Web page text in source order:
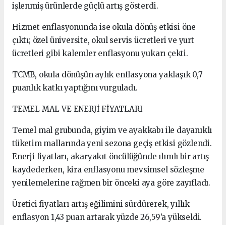
işlenmiş ürünlerde güçlü artış gösterdi.
Hizmet enflasyonunda ise okula dönüş etkisi öne
çıktı; özel üniversite, okul servis ücretleri ve yurt
ücretleri gibi kalemler enflasyonu yukarı çekti.
TCMB, okula dönüşün aylık enflasyona yaklaşık 0,7
puanlık katkı yaptığını vurguladı.
TEMEL MAL VE ENERJİ FİYATLARI
Temel mal grubunda, giyim ve ayakkabı ile dayanıklı
tüketim mallarında yeni sezona geçiş etkisi gözlendi.
Enerji fiyatları, akaryakıt öncülüğünde ılımlı bir artış
kaydederken, kira enflasyonu mevsimsel sözleşme
yenilemelerine rağmen bir önceki aya göre zayıfladı.
Üretici fiyatları artış eğilimini sürdürerek, yıllık
enflasyon 1,43 puan artarak yüzde 26,59’a yükseldi.